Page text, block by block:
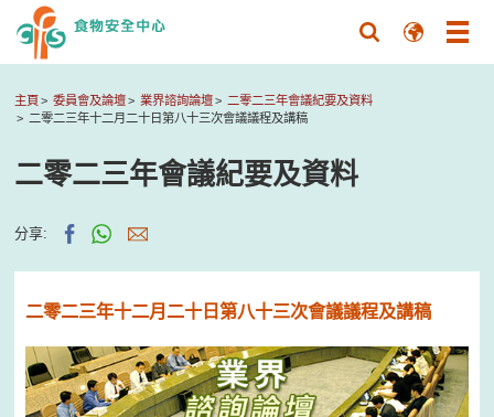
主頁 委員會及論壇 業界諮詢論壇
二零二三年會議紀要及資料
二零二三年十二月二十日第八十三次會議議程及講稿
二零二三年會議紀要及資料
分享:
二零二三年十二月二十日第八十三次會議議程及講稿